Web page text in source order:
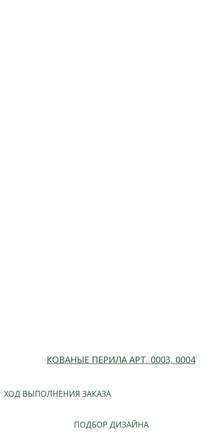
КОВАНЫЕ ПЕРИЛА АРТ. 0003, 0004
ХОД ВЫПОЛНЕНИЯ ЗАКАЗА
ПОДБОР ДИЗАЙНА